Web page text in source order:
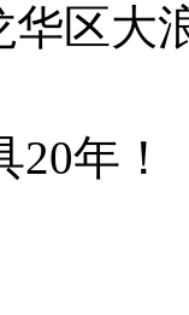
华区大
年！